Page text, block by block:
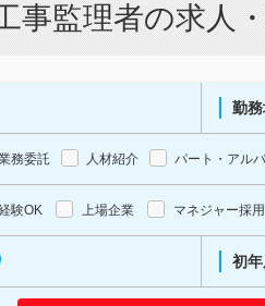
事監理者の求人
勤
務委託 人材紹介 パート・アル
験OK 上場企業 マネジャー採用
初